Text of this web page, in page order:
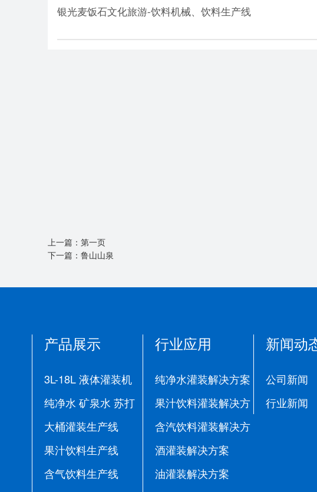
银光麦饭石文化旅游-饮料机械、饮料生产线
上一篇： 第一页
下一篇： 鲁山山泉
产品展示
3L-18L 液体灌装机
纯净水 矿泉水 苏打
水生产线
大桶灌装生产线
果汁饮料生产线
含气饮料生产线
行业应用
纯净水灌装解决方案
果汁饮料灌装解决方
案
含汽饮料灌装解决方
案
酒灌装解决方案
油灌装解决方案
新闻动
公司新闻
行业新闻